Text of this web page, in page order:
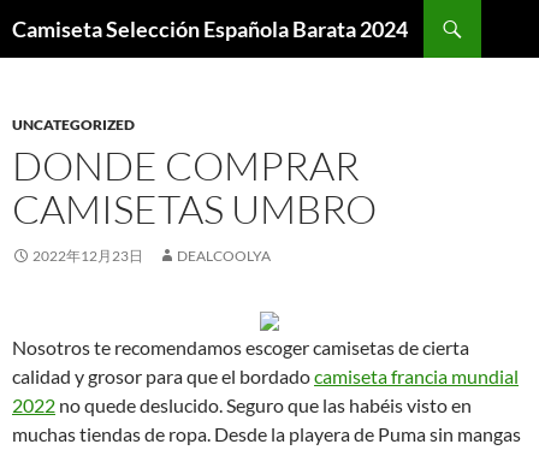
Camiseta Selección Española Barata 2024
UNCATEGORIZED
DONDE COMPRAR
CAMISETAS UMBRO
2022年12月23日 DEALCOOLYA
Nosotros te recomendamos escoger camisetas de cierta
calidad y grosor para que el bordadocamiseta francia mundial
2022 no quede deslucido. Seguro que las habéis visto en
muchas tiendas de ropa. Desde la playera de Puma sin mangas